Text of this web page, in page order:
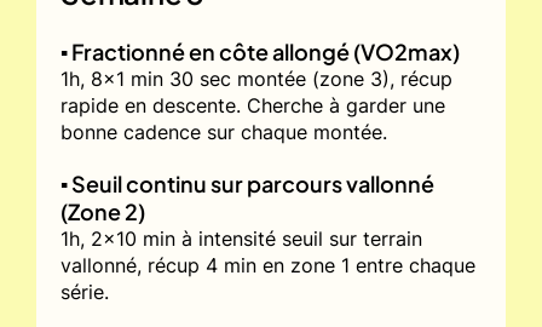
▪️ Fractionné en côte allongé (VO2max)
1h, 8x1 min 30 sec montée (zone 3), récup
rapide en descente. Cherche à garder une
bonne cadence sur chaque montée.
▪️ Seuil continu sur parcours vallonné
(Zone 2)
1h, 2x10 min à intensité seuil sur terrain
vallonné, récup 4 min en zone 1 entre chaque
série.